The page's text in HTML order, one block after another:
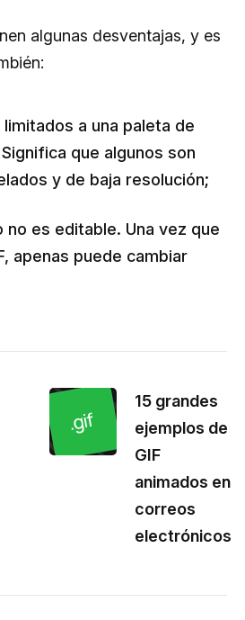
algunas desventajas, y es
limitados a una paleta de
que algunos son
y de baja resolución;
es editable. Una vez que
apenas puede cambiar
15 grandes
ejemplos de
GIF
animados en
correos
electrónicos